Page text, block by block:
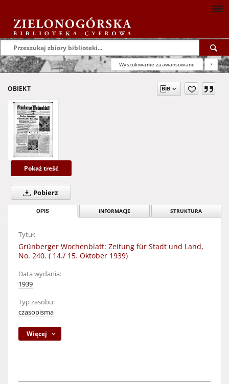
Wyszukiwanie zaawansowane ?
OBIEKT
Pokaż treść
Pobierz
OPIS INFORMACJE STRUKTURA
Tytuł:
Grünberger Wochenblatt: Zeitung für Stadt und Land,
No. 240. ( 14./ 15. Oktober 1939)
Data wydania:
1939
Typ zasobu:
czasopisma
Więcej